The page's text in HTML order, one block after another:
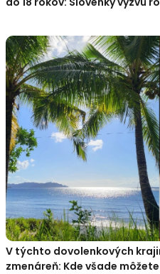
V týchto dovolenkových
zmenáreň: Kde všade